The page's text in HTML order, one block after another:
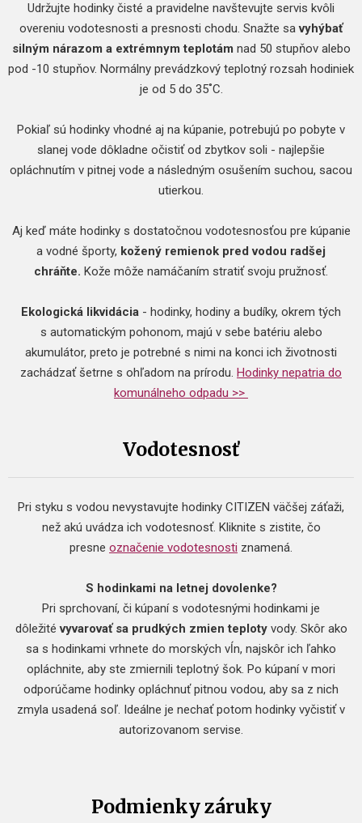
Udržujte hodinky čisté a pravidelne navštevujte servis kvôli
overeniu vodotesnosti a presnosti chodu. Snažte savyhýbať
silným nárazom a extrémnym teplotám nad 50 stupňov alebo
pod -10 stupňov. Normálny prevádzkový teplotný rozsah hodiniek
je od 5 do 35˚C.
Pokiaľ sú hodinky vhodné aj na kúpanie, potrebujú po pobyte v
slanej vode dôkladne očistiť od zbytkov soli - najlepšie
opláchnutím v pitnej vode a následným osušením suchou, sacou
utierkou.
Aj keď máte hodinky s dostatočnou vodotesnosťou pre kúpanie
a vodné športy, kožený remienok pred vodou radšej
chráňte. Kože môže namáčaním stratiť svoju pružnosť.
Ekologická likvidácia - hodinky, hodiny a budíky, okrem tých
s automatickým pohonom, majú v sebe batériu alebo
akumulátor, preto je potrebné s nimi na konci ich životnosti
zachádzať šetrne s ohľadom na prírodu. Hodinky nepatria do
komunálneho odpadu >>
Vodotesnosť
Pri styku s vodou nevystavujte hodinky CITIZEN väčšej záťaži,
než akú uvádza ich vodotesnosť. Kliknite s zistite, čo
presne označenie vodotesnosti znamená.
S hodinkami na letnej dovolenke?
Pri sprchovaní, či kúpaní s vodotesnými hodinkami je
dôležitévyvarovať sa prudkých zmien teploty vody. Skôr ako
sa s hodinkami vrhnete do morských vĺn, najskôr ich ľahko
opláchnite, aby ste zmiernili teplotný šok. Po kúpaní v mori
odporúčame hodinky opláchnuť pitnou vodou, aby sa z nich
zmyla usadená soľ. Ideálne je nechať potom hodinky vyčistiť v
autorizovanom servise.
Podmienky záruky